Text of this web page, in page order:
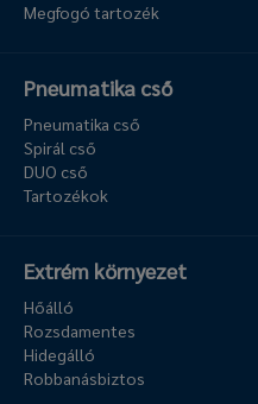
Megfogó tartozék
Pneumatika cső
Pneumatika cső
Spirál cső
DUO cső
Tartozékok
Extrém környezet
Hőálló
Rozsdamentes
Hidegálló
Robbanásbiztos